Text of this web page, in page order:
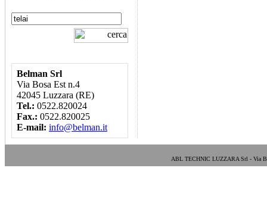
Belman Srl
Via Bosa Est n.4
42045 Luzzara (RE)
Tel.: 0522.820024
Fax.: 0522.820025
E-mail: info@belman.it
ABL TECHNIC LUZZARA Srl - Via